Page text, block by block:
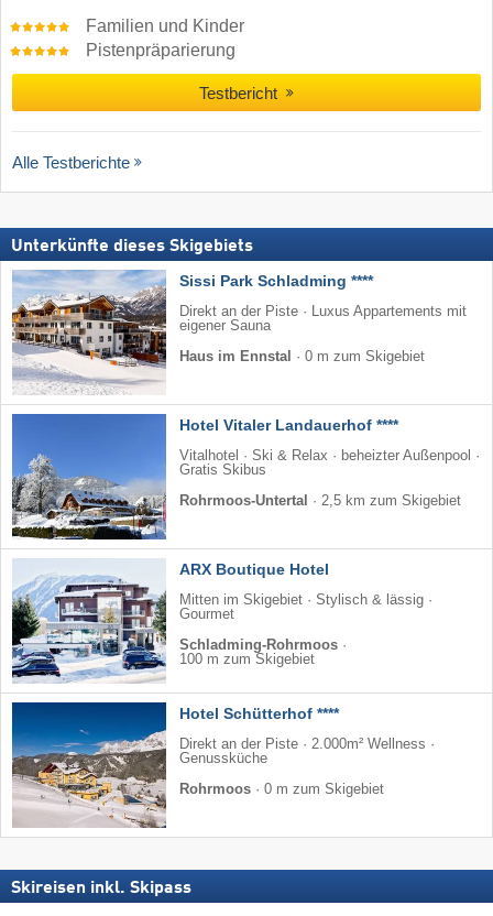
Familien und Kinder
Pistenpräparierung
Testbericht
Alle Testberichte
Unterkünfte dieses Skigebiets
Sissi Park Schladming ****
Direkt an der Piste · Luxus Appartements mit
eigener Sauna
Haus im Ennstal
· 0 m zum Skigebiet
Hotel Vitaler Landauerhof ****
Vitalhotel · Ski & Relax · beheizter Außenpool ·
Gratis Skibus
Rohrmoos-Untertal
· 2,5 km zum Skigebiet
ARX Boutique Hotel
Mitten im Skigebiet · Stylisch & lässig ·
Gourmet
Schladming-Rohrmoos ·
100 m zum Skigebiet
Hotel Schütterhof ****
Direkt an der Piste · 2.000m² Wellness ·
Genussküche
Rohrmoos · 0 m zum Skigebiet
Skireisen inkl. Skipass